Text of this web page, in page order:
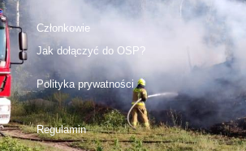
Członkowie
Jak dołączyć do OSP?
Polityka prywatności
Regulamin